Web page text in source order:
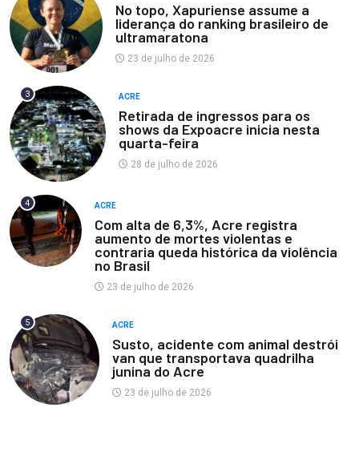
No topo, Xapuriense assume a
liderança do ranking brasileiro de
ultramaratona
23 de julho de 2026
3 ACRE
Retirada de ingressos para os
shows da Expoacre inicia nesta
quarta-feira
28 de julho de 2026
4 ACRE
Com alta de 6,3%, Acre registra
aumento de mortes violentas e
contraria queda histórica da violência
no Brasil
23 de julho de 2026
5 ACRE
Susto, acidente com animal destrói
van que transportava quadrilha
junina do Acre
23 de julho de 2026